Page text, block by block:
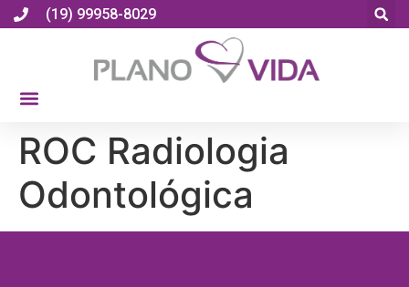
(19) 99958-8029
ROC Radiologia
Odontológica